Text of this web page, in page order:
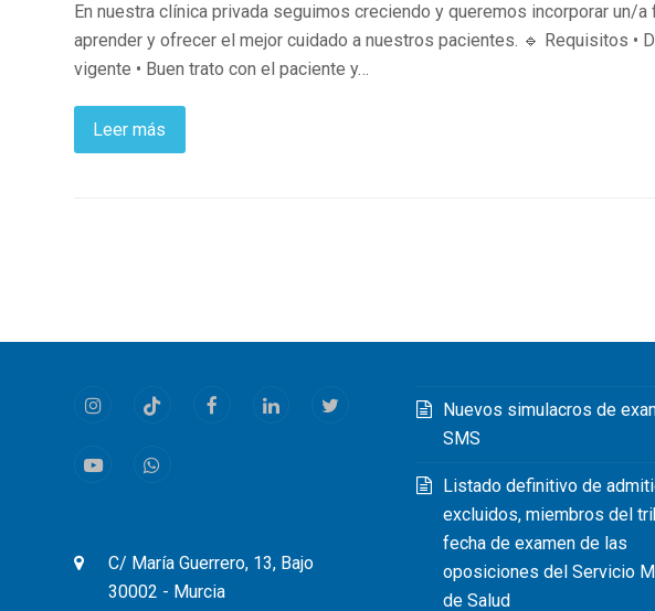
En nuestra clínica privada seguimos creciendo y queremos incorporar un/
aprender y ofrecer el mejor cuidado a nuestros pacientes. 🔹 Requisitos •
vigente • Buen trato con el paciente y…
Leer más
InstagramTiktok FacebookLinkedInTwitter
YoutubeWhatsapp
C/ María Guerrero, 13, Bajo
30002 - Murcia
Nuevos simulacros de
SMS
Listado definitivo de
excluidos, miembros del
fecha de examen de las
oposiciones del Servicio
de Salud